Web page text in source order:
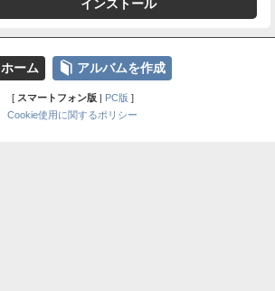
インストール
ホーム 📕 アルバムを作成
[ スマートフォン版| PC版 ]
Cookie使用に関するポリシー